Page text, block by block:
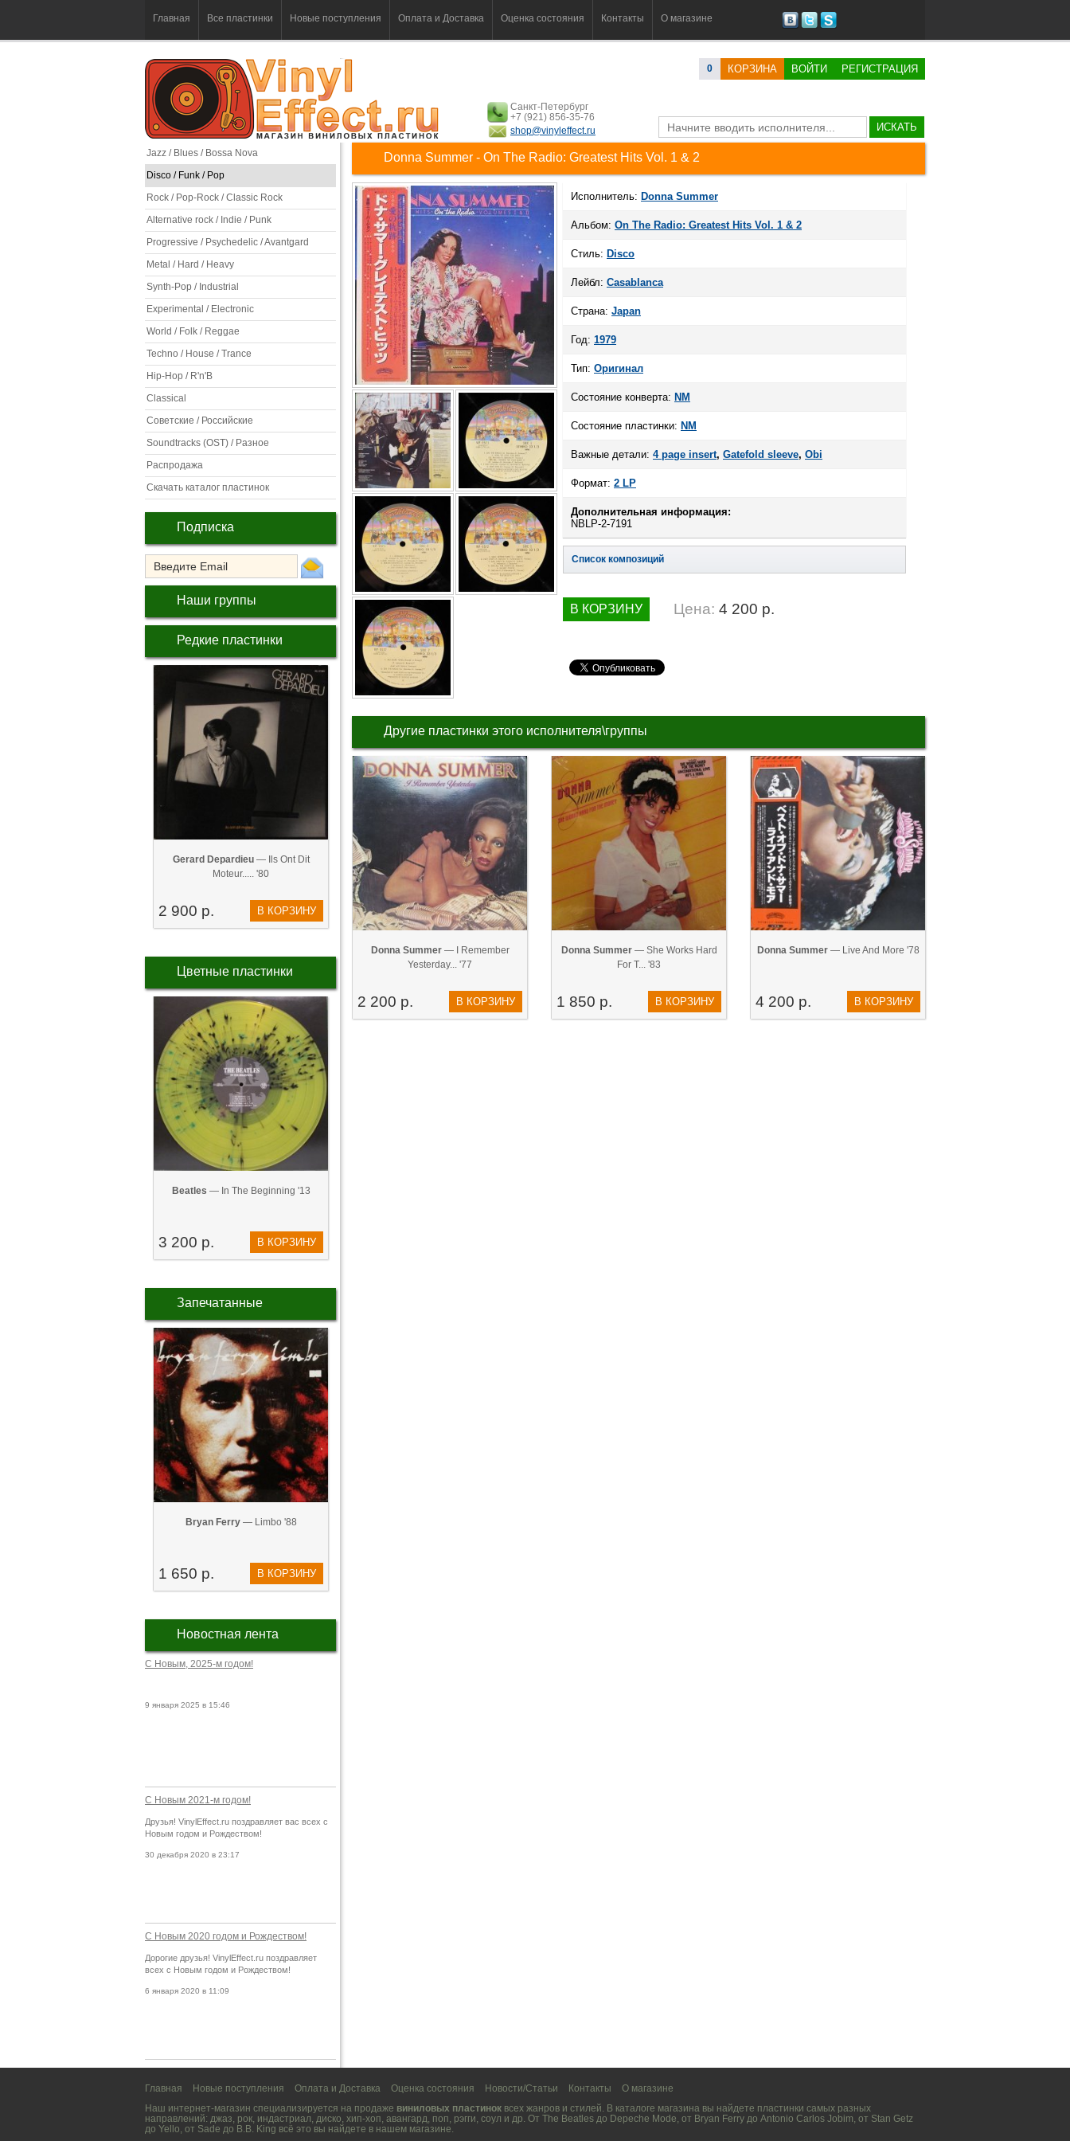
Главная Все пластинки Новые поступления Оплата и Доставка Оценка состояния Контакты О магазине
0 КОРЗИНА ВОЙТИ РЕГИСТРАЦИЯ
Санкт-Петербург
+7 (921) 856-35-76
shop@vinyleffect.ru
ИСКАТЬ
Jazz / Blues / Bossa Nova
Disco / Funk / Pop
Rock / Pop-Rock / Classic Rock
Alternative rock / Indie / Punk
Progressive / Psychedelic / Avantgard
Metal / Hard / Heavy
Synth-Pop / Industrial
Experimental / Electronic
World / Folk / Reggae
Techno / House / Trance
Hip-Hop / R'n'B
Classical
Советские / Российские
Soundtracks (OST) / Разное
Распродажа
Скачать каталог пластинок
Подписка
Наши группы
Редкие пластинки
Gerard Depardieu— Ils Ont Dit
Moteur..... '80
2 900 р. В КОРЗИНУ
Цветные пластинки
Beatles — In The Beginning '13
3 200 р. В КОРЗИНУ
Запечатанные
Bryan Ferry— Limbo '88
1 650 р. В КОРЗИНУ
Новостная лента
С Новым, 2025-м годом!
9 января 2025 в 15:46
С Новым 2021-м годом!
Друзья! VinylEffect.ru поздравляет вас всех с
Новым годом и Рождеством!
30 декабря 2020 в 23:17
С Новым 2020 годом и Рождеством!
Дорогие друзья! VinylEffect.ru поздравляет
всех с Новым годом и Рождеством!
6 января 2020 в 11:09
Donna Summer - On The Radio: Greatest Hits Vol. 1 & 2
Исполнитель: Donna Summer
Альбом: On The Radio: Greatest Hits Vol. 1 & 2
Стиль: Disco
Лейбл: Casablanca
Страна: Japan
Год: 1979
Тип: Оригинал
Состояние конверта: NM
Состояние пластинки: NM
Важные детали: 4 page insert, Gatefold sleeve, Оbi
Формат: 2 LP
Дополнительная информация:
NBLP-2-7191
Список композиций
В КОРЗИНУ Цена: 4 200 р.
Другие пластинки этого исполнителя\группы
Donna Summer— I Remember
Yesterday... '77
2 200 р. В КОРЗИНУ
Donna Summer— She Works Hard
For T... '83
1 850 р. В КОРЗИНУ
Donna Summer— Live And More '78
4 200 р. В КОРЗИНУ
Главная Новые поступления Оплата и Доставка Оценка состояния Новости/Статьи Контакты
О магазине
Наш интернет-магазин специализируется на продаже виниловых пластинок всех жанров и стилей. В каталоге магазина вы найдете пластинки самых разных
направлений: джаз, рок, индастриал, диско, хип-хоп, авангард, поп, рэгги, соул и др. От The Beatles до Depeche Mode, от Bryan Ferry до Antonio Carlos Jobim, от Stan Getz
до Yello, от Sade до B.B. King всё это вы найдете в нашем магазине.